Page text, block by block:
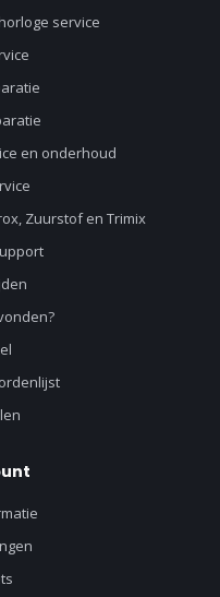
service
en onderhoud
Zuurstof en Trimix